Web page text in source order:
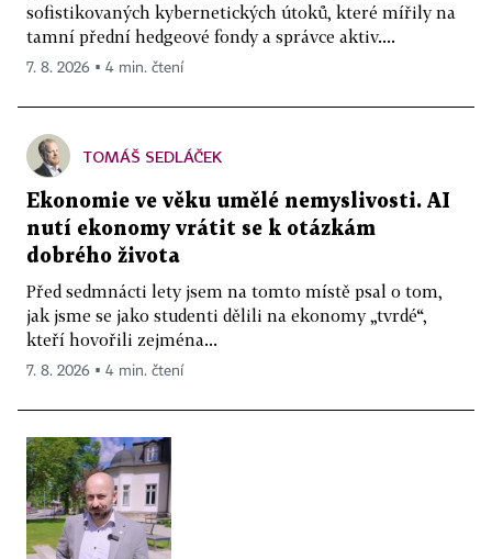
sofistikovaných kybernetických útoků, které mířily na
tamní přední hedgeové fondy a správce aktiv....
7. 8. 2026 ▪ 4 min. čtení
TOMÁŠ SEDLÁČEK
Ekonomie ve věku umělé nemyslivosti. AI
nutí ekonomy vrátit se k otázkám
dobrého života
Před sedmnácti lety jsem na tomto místě psal o tom,
jak jsme se jako studenti dělili na ekonomy „tvrdé“,
kteří hovořili zejména...
7. 8. 2026 ▪ 4 min. čtení